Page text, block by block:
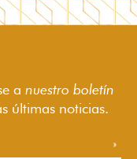
a nuestro boletín
últimas noticias.